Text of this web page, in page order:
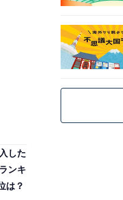
した
ンキ
は？